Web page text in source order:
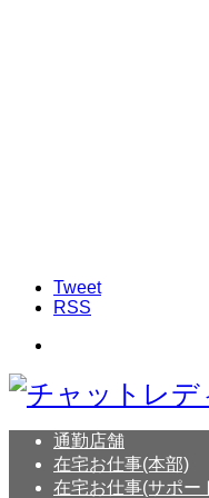
Tweet
RSS
通勤店舗
在宅お仕事(本部)
在宅お仕事(サポー